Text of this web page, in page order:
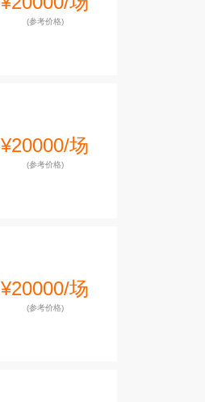
(参考价格)
¥20000/场
(参考价格)
¥20000/场
(参考价格)